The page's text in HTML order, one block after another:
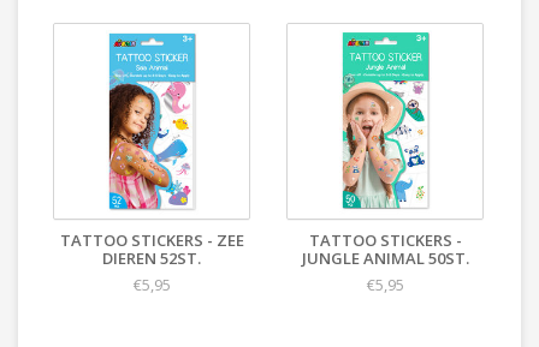
TATTOO STICKERS - ZEE
DIEREN 52ST.
€5,95
TATTOO STICKERS -
JUNGLE ANIMAL 50ST.
€5,95